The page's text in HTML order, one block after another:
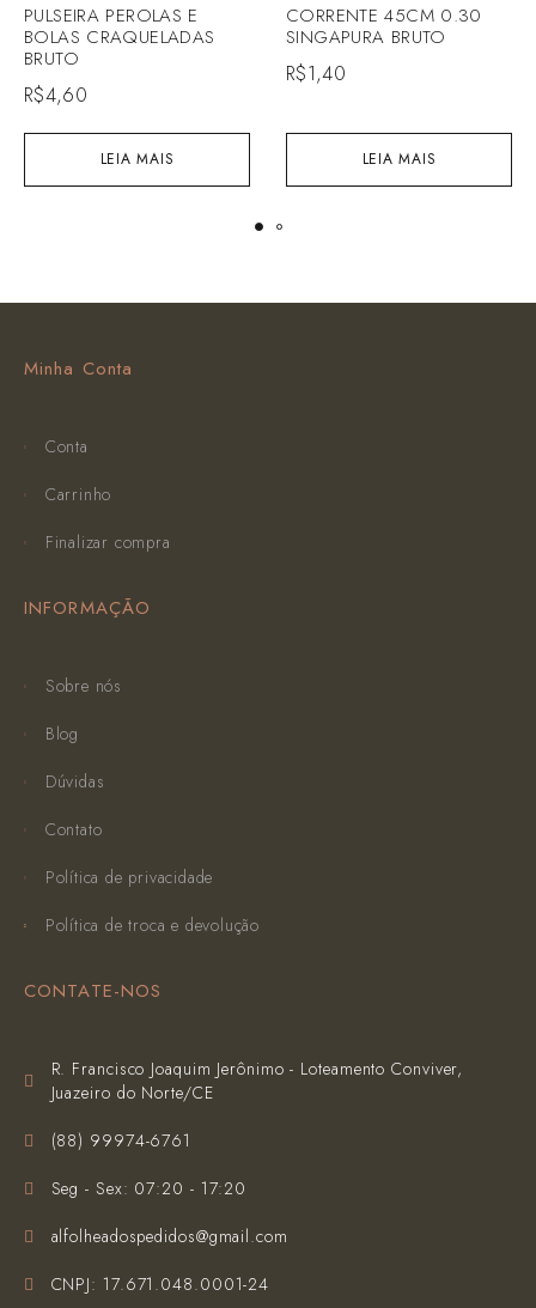
LEIA MAIS
PULSEIRA PEROLAS E
BOLAS CRAQUELADAS
BRUTO
R$4,60
LEIA MAIS
CORRENTE 45CM 0.30
SINGAPURA BRUTO
R$1,40
Minha Conta
Conta
Carrinho
Finalizar compra
INFORMAÇÃO
Sobre nós
Blog
Dúvidas
Contato
Política de privacidade
Política de troca e devolução
CONTATE-NOS
R. Francisco Joaquim Jerônimo - Loteamento Conviver,
Juazeiro do Norte/CE
(‪88) 99974-6761‬
Seg - Sex: 07:20 - 17:20
alfolheadospedidos@gmail.com
CNPJ: 17.671.048.0001-24